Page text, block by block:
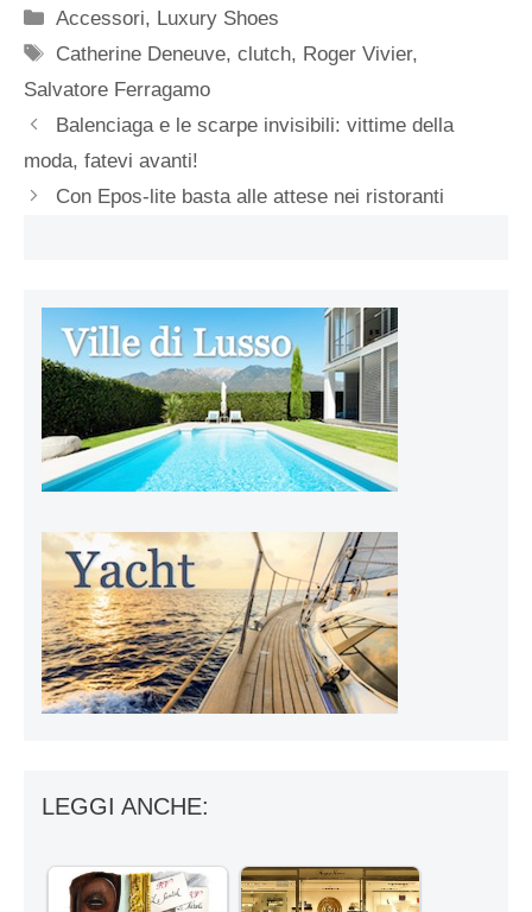
Categorie
Accessori, Luxury Shoes
Tag
Catherine Deneuve,clutch, Roger Vivier,
Salvatore Ferragamo
Balenciaga e le scarpe invisibili: vittime della
moda, fatevi avanti!
Con Epos-lite basta alle attese nei ristoranti
LEGGI ANCHE: